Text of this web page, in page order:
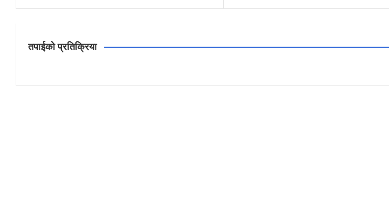
तपाईको प्रतिक्रिया